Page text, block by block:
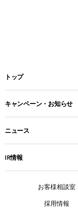
トップ
キャンペーン・お知らせ
ニュース
IR情報
お客様相談室
採用情報